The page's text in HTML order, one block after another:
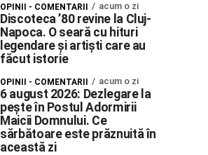
OPINII - COMENTARII acum o zi
Discoteca ’80 revine la Cluj-
Napoca. O seară cu hituri
legendare și artiști care au
făcut istorie
OPINII - COMENTARII acum o zi
6 august 2026: Dezlegare la
pește în Postul Adormirii
Maicii Domnului. Ce
sărbătoare este prăznuită în
această zi